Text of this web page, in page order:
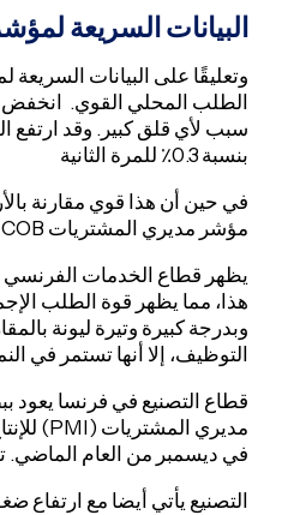
البيانات السريعة
وتعليقًا على البيانات
سبب لأي قلق كبير. وقد ارتفع
بنسبة 0.3٪ للمرة الثانية
في حين أن هذا قوي مقارنة
مؤشر مديري المشتريات HCOB الأسوأ من المتوقع، بانخفاض من 0.4٪.
يظهر قطاع الخدمات الفرنسي
هذا، مما يظهر قوة الطلب
وبدرجة كبيرة وتيرة ليونة
التوظيف، إلا أنها تستمر في
في ديسمبر من العام الماضي.